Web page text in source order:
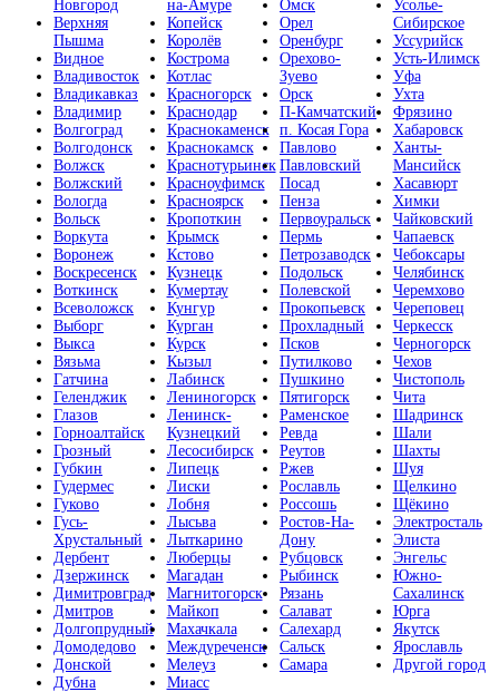
Новгород
Верхняя
Пышма
Видное
Владивосток
Владикавказ
Владимир
Волгоград
Волгодонск
Волжск
Волжский
Вологда
Вольск
Воркута
Воронеж
Воскресенск
Воткинск
Всеволожск
Выборг
Выкса
Вязьма
Гатчина
Геленджик
Глазов
Горноалтайск
Грозный
Губкин
Гудермес
Гуково
Гусь-
Хрустальный
Дербент
Дзержинск
Димитровград
Дмитров
Долгопрудный
Домодедово
Донской
Дубна
на-Амуре
Копейск
Королёв
Кострома
Котлас
Красногорск
Краснодар
Краснокаменск
Краснокамск
Краснотурьинск
Красноуфимск
Красноярск
Кропоткин
Крымск
Кстово
Кузнецк
Кумертау
Кунгур
Курган
Курск
Кызыл
Лабинск
Лениногорск
Ленинск-
Кузнецкий
Лесосибирск
Липецк
Лиски
Лобня
Лысьва
Лыткарино
Люберцы
Магадан
Магнитогорск
Майкоп
Махачкала
Междуреченск
Мелеуз
Миасс
Омск
Орел
Оренбург
Орехово-
Зуево
Орск
П-Камчатский
п. Косая Гора
Павлово
Павловский
Посад
Пенза
Первоуральск
Пермь
Петрозаводск
Подольск
Полевской
Прокопьевск
Прохладный
Псков
Путилково
Пушкино
Пятигорск
Раменское
Ревда
Реутов
Ржев
Рославль
Россошь
Ростов-На-
Дону
Рубцовск
Рыбинск
Рязань
Салават
Салехард
Сальск
Самара
Усолье-
Сибирское
Уссурийск
Усть-Илимск
Уфа
Ухта
Фрязино
Хабаровск
Ханты-
Мансийск
Хасавюрт
Химки
Чайковский
Чапаевск
Чебоксары
Челябинск
Черемхово
Череповец
Черкесск
Черногорск
Чехов
Чистополь
Чита
Шадринск
Шали
Шахты
Шуя
Щелкино
Щёкино
Электросталь
Элиста
Энгельс
Южно-
Сахалинск
Юрга
Якутск
Ярославль
Другой город